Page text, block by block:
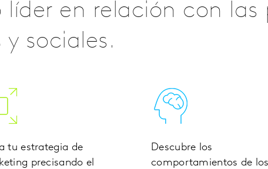
en relación con las
sociales.
tu estrategia de
precisando el
Descubre los
comportamientos de